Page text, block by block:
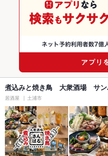
煮込みと焼き鳥 大衆酒場 サン
居酒屋 土浦市